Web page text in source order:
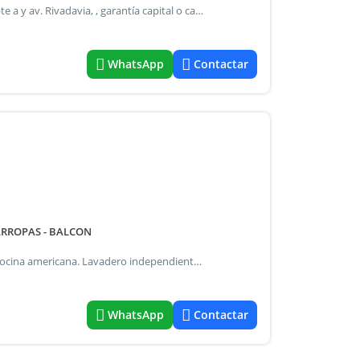
Excelente ubicación, edificio de lujo caballito a metros subte a y av. Rivadavia, , garantía capital o caución, sum parrilla. Doble ascensor para mudanzas, cochera opcional (no incluída en el precio)
WhatsApp Contactar
- BALCON
Todo a nuevo. Apto profesional. Piso 5° interno, balcón. Cocina americana. Lavadero independiente. Aire acondicionado. Expensas: $ 135.000. Calefacción central. Instagram arguellesasociadosinmobiliaria
WhatsApp Contactar